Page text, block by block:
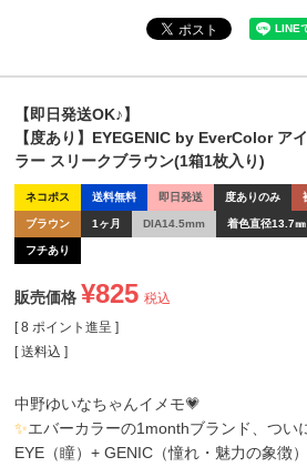
【即日発送OK♪】
【度あり】EYEGENIC by EverColor ア
ラー スリークブラウン(1箱1枚入り)
ネコポス 送料無料 即日発送 度ありのみ
ブラウン 1ヶ月 DIA14.5mm 着色直径13.7㎜
フチあり
販売価格 ¥825 税込
[ 8 ポイント進呈 ]
送料込
中野ゆいなちゃんイメモ💗
✨エバーカラーの1monthブランド、つい
EYE（瞳）+ GENIC（憧れ・魅力の象徴